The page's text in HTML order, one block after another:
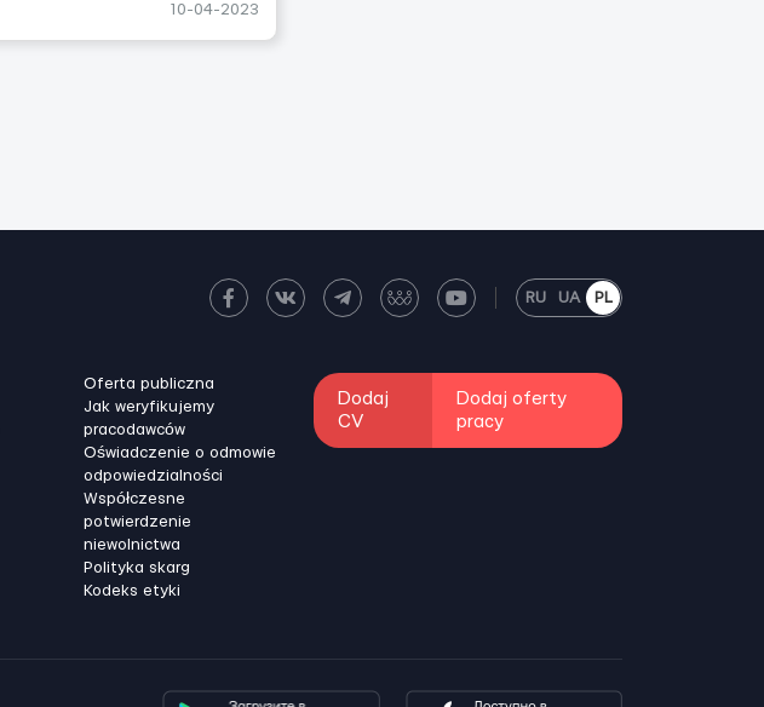
10-04-2023
RU UA PL
Oferta publiczna
Jak weryfikujemy
pracodawców
Oświadczenie o odmowie
odpowiedzialności
Współczesne
potwierdzenie
niewolnictwa
Polityka skarg
Kodeks etyki
Dodaj
CV
Dodaj oferty
pracy